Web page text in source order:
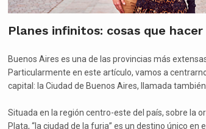
Planes infinitos: cosas que hacer
Buenos Aires es una de las provincias más
Particularmente en este artículo, vamos a
capital: la Ciudad de Buenos Aires, llamada
Situada en la región centro-este del país, sobre la
Plata, “la ciudad de la furia” es un destino único en